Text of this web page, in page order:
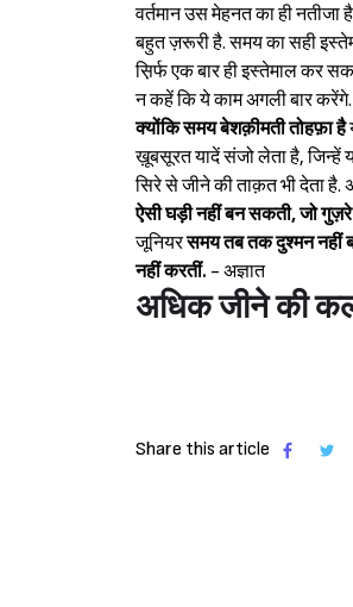
वर्तमान उस मेहनत का ही
बहुत ज़रूरी है. समय का सही
स़िर्फ एक बार ही इस्तेमाल कर
न कहें कि ये काम अगली बार
क्योंकि समय बेशक़ीमती तोहफ़ा है
ख़ूबसूरत यादें संजो लेता है, जिन्हें
सिरे से जीने की ताक़त भी देता
ऐसी घड़ी नहीं बन सकती, जो
जूनियरसमय तब तक दुश्मन नहीं
नहीं करतीं. - अज्ञात
अधिक जीने की
Share this article